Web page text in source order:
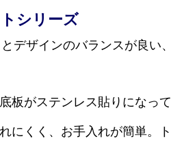
シリーズ
デザインのバランスが良い
板がステンレス貼りになっ
にくく、お手入れが簡単。